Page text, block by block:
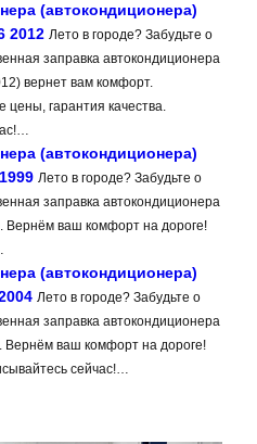
(автокондиционера)
2012 Лето в городе? Забудьте о
заправка автокондиционера
вернет вам комфорт.
гарантия качества.
(автокондиционера)
Лето в городе? Забудьте о
заправка автокондиционера
Вернём ваш комфорт на дороге!
(автокондиционера)
Лето в городе? Забудьте о
заправка автокондиционера
Вернём ваш комфорт на дороге!
сейчас!…